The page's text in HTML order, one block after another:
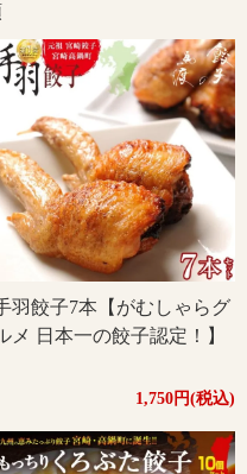
羽餃子7本【がむしゃらグ
メ 日本一の餃子認定！】
1,750円(税込)